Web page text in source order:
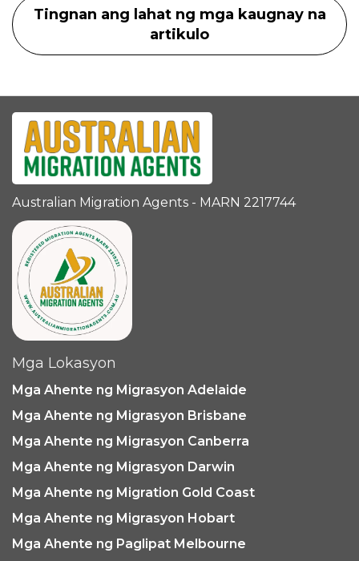
Tingnan ang lahat ng mga kaugnay na
artikulo
Australian Migration Agents - MARN 2217744
Mga Lokasyon
Mga Ahente ng Migrasyon Adelaide
Mga Ahente ng Migrasyon Brisbane
Mga Ahente ng Migrasyon Canberra
Mga Ahente ng Migrasyon Darwin
Mga Ahente ng Migration Gold Coast
Mga Ahente ng Migrasyon Hobart
Mga Ahente ng Paglipat Melbourne